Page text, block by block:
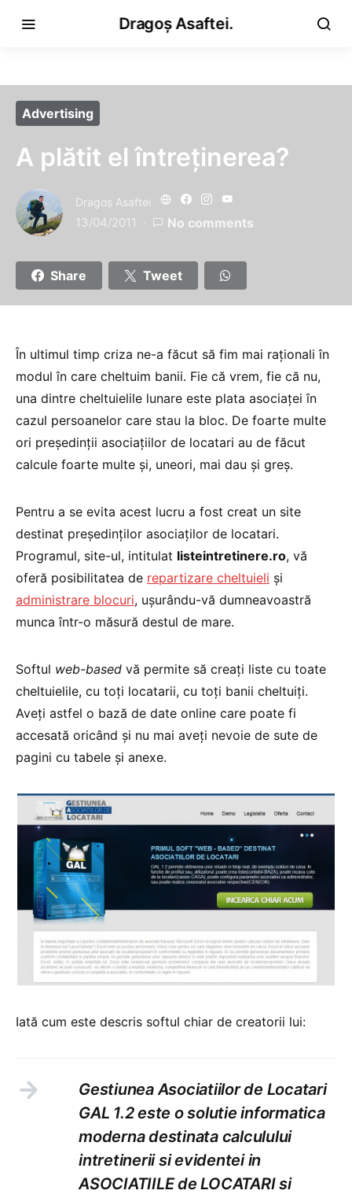
Dragoș Asaftei.
Advertising
A plătit el întreținerea?
Dragoş Asaftei
13/04/2011 No comments
Share Tweet
În ultimul timp criza ne-a făcut să fim mai raționali în
modul în care cheltuim banii. Fie că vrem, fie că nu,
una dintre cheltuielile lunare este plata asociaței în
cazul persoanelor care stau la bloc. De foarte multe
ori președinții asociațiilor de locatari au de făcut
calcule foarte multe și, uneori, mai dau și greș.
Pentru a se evita acest lucru a fost creat un site
destinat președinților asociaților de locatari.
Programul, site-ul, intitulat listeintretinere.ro, vă
oferă posibilitatea de repartizare cheltuieli și
administrare blocuri, ușurându-vă dumneavoastră
munca într-o măsură destul de mare.
Softul web-based vă permite să creați liste cu toate
cheltuielile, cu toți locatarii, cu toți banii cheltuiți.
Aveți astfel o bază de date online care poate fi
accesată oricând și nu mai aveți nevoie de sute de
pagini cu tabele și anexe.
Iată cum este descris softul chiar de creatorii lui:
Gestiunea Asociatiilor de Locatari
GAL 1.2 este o solutie informatica
moderna destinata calculului
intretinerii si evidentei in
ASOCIATIILE de LOCATARI si